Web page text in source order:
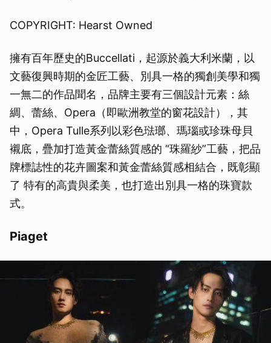
COPYRIGHT: Hearst Owned
擁有百年歷史的Buccellati，起源於義大利米蘭，以
文藝復興時期的金匠工藝、別具一格的獨創美學和獨
一無二的作品聞名，品牌主要有三個設計元素：絲
綢、蕾絲、Opera（即歐洲教堂的窗花設計），其
中，Opera Tulle系列以彩色琺瑯、瑪瑙或珍珠母貝
襯底，疊加打造黃金蕾絲質感的 “珠羅紗”工藝，把品
牌標誌性的花卉圖案和黃金蕾絲質感相結合，既彰顯
了 特有的高貴與柔美，也打造出別具一格的珠寶款
式。
Piaget